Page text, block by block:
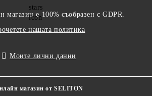
магазин е 100% съобразен с GDPR.
нашата политика
Моите лични данни
магазин от SELITON